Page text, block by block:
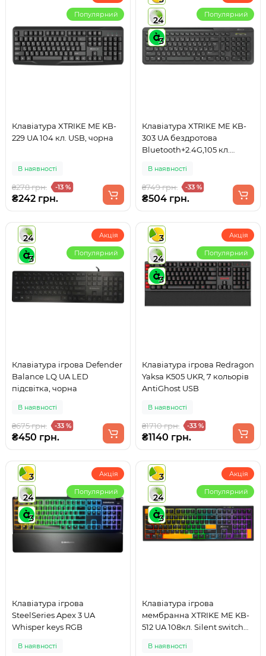
Популярний
Клавіатура XTRIKE ME KB-
229 UA 104 кл. USB, чорна
В наявності
₴278 грн. -13 %
₴242 грн.
24
3
Популярний
Клавіатура XTRIKE ME KB-
303 UA бездротова
Bluetooth+2.4G,105 кл.
В наявності
₴749 грн. -33 %
₴504 грн.
24
3
Акція
Популярний
Клавіатура ігрова Defender
Balance LQ UA LED
підсвітка, чорна
В наявності
₴675 грн. -33 %
₴450 грн.
3
24
3
Акція
Популярний
Клавіатура ігрова Redragon
Yaksa K505 UKR, 7 кольорів
AntiGhost USB
В наявності
₴1710 грн. -33 %
₴1140 грн.
3
24
3
Акція
Популярний
Клавіатура ігрова
SteelSeries Apex 3 UA
Whisper keys RGB
В наявності
3
24
3
Акція
Популярний
Клавіатура ігрова
мембранна XTRIKE ME KB-
512 UA 108кл. Silent switch
В наявності